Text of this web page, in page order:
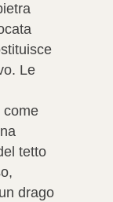
Le
come
tetto
drago